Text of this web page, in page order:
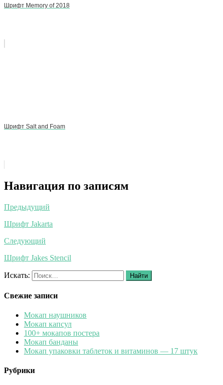
Шрифт Memory of 2018
Шрифт Salt and Foam
Навигация по записям
Предыдущий
Шрифт Jakarta
Следующий
Шрифт Jakes Stencil
Искать: Найти
Свежие записи
Мокап наушников
Мокап капсул
100+ мокапов постера
Мокап банданы
Мокап упаковки таблеток и витаминов — 17 штук
Рубрики